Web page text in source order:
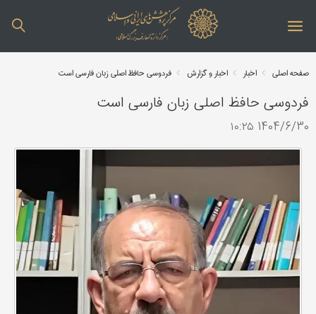
صفحه اصلی اخبار اخبار و گزارش فردوسی حافظ اصلی زبان فارسی است
فردوسی حافظ اصلی زبان فارسی است
1404/6/30 ۱۰:۲۵